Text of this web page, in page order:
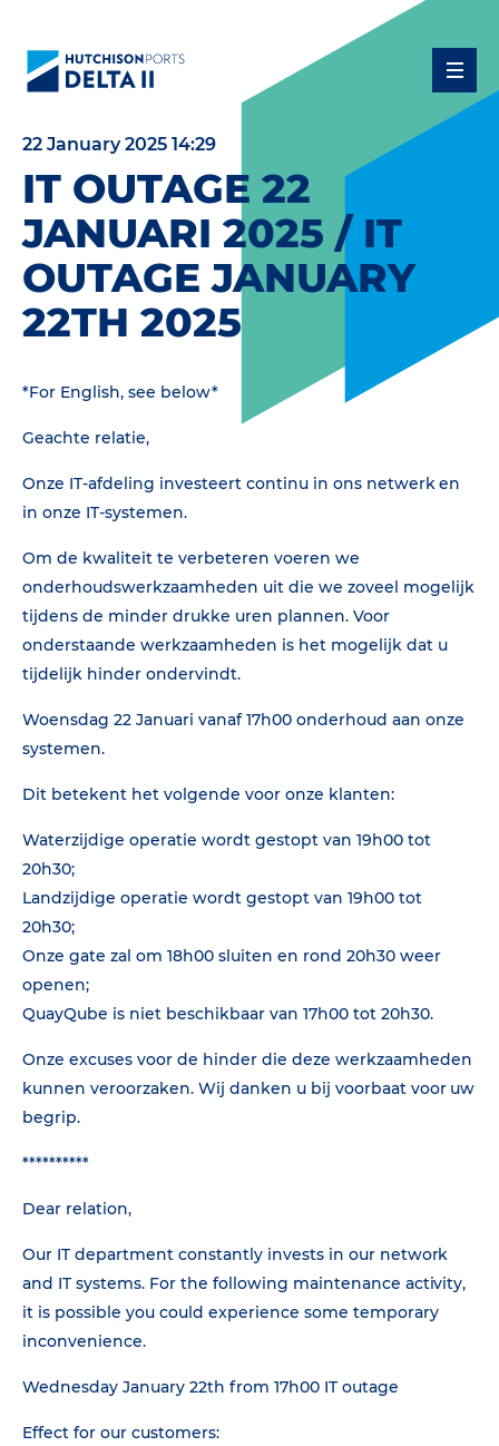
22 January 2025 14:29
IT OUTAGE 22
JANUARI 2025 / IT
OUTAGE JANUARY
22TH 2025
*For English, see below*
Geachte relatie,
Onze IT-afdeling investeert continu in ons netwerk en
in onze IT-systemen.
Om de kwaliteit te verbeteren voeren we
onderhoudswerkzaamheden uit die we zoveel mogelijk
tijdens de minder drukke uren plannen. Voor
onderstaande werkzaamheden is het mogelijk dat u
tijdelijk hinder ondervindt.
Woensdag 22 Januari vanaf 17h00 onderhoud aan onze
systemen.
Dit betekent het volgende voor onze klanten:
Waterzijdige operatie wordt gestopt van 19h00 tot
20h30;
Landzijdige operatie wordt gestopt van 19h00 tot
20h30;
Onze gate zal om 18h00 sluiten en rond 20h30 weer
openen;
QuayQube is niet beschikbaar van 17h00 tot 20h30.
Onze excuses voor de hinder die deze werkzaamheden
kunnen veroorzaken. Wij danken u bij voorbaat voor uw
begrip.
**********
Dear relation,
Our IT department constantly invests in our network
and IT systems. For the following maintenance activity,
it is possible you could experience some temporary
inconvenience.
Wednesday January 22th from 17h00 IT outage
Effect for our customers: